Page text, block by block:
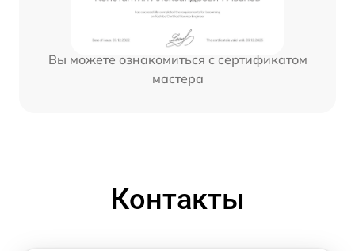
Вы можете ознакомиться с сертификатом
мастера
Контакты